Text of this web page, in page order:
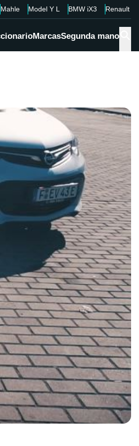
Mahle Model Y L BMW iX3 Renault
MarcasSegunda mano